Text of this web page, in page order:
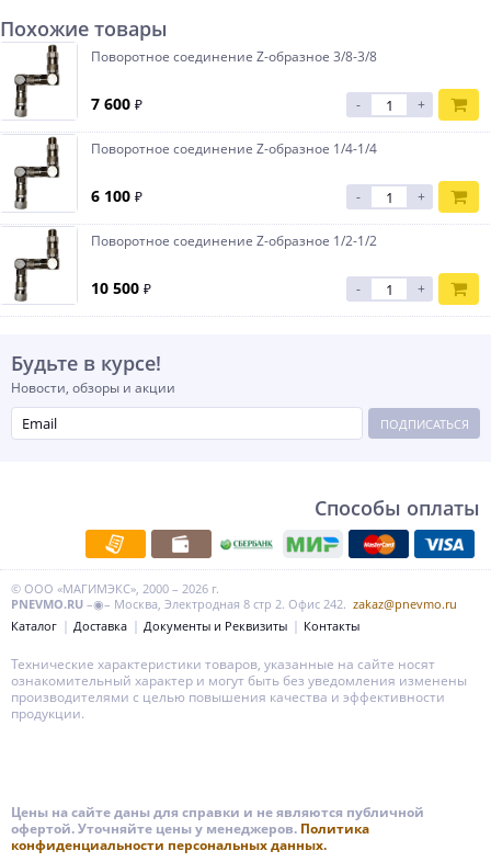
Похожие товары
Поворотное соединение Z-образное 3/8-3/8
7 600 ₽ - +
Поворотное соединение Z-образное 1/4-1/4
6 100 ₽ - +
Поворотное соединение Z-образное 1/2-1/2
10 500 ₽ - +
Будьте в курсе!
Новости, обзоры и акции
ПОДПИСАТЬСЯ
Способы оплаты
© ООО «МАГИМЭКС», 2000 – 2026 г.
PNEVMO.RU –◉– Москва, Электродная 8 стр 2. Офис 242. zakaz@pnevmo.ru
Каталог
Доставка Документы и Реквизиты Контакты
Технические характеристики товаров, указанные на сайте носят
ознакомительный характер и могут быть без уведомления изменены
производителями с целью повышения качества и эффективности
продукции.
Цены на сайте даны для справки и не являются публичной
офертой. Уточняйте цены у менеджеров. Политика
конфиденциальности персональных данных.